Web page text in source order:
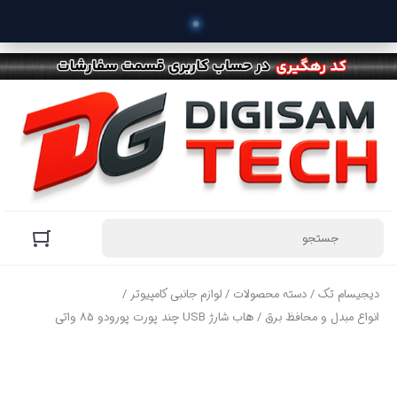
دیجیسام تک/دسته محصولات /لوازم جانبی کامپیوتر/
انواع مبدل و محافظ برق / هاب شارژ USB چند پورت پورودو 85 واتی
خرید